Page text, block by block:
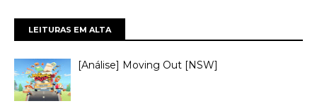
LEITURAS EM ALTA
[Análise] Moving Out [NSW]